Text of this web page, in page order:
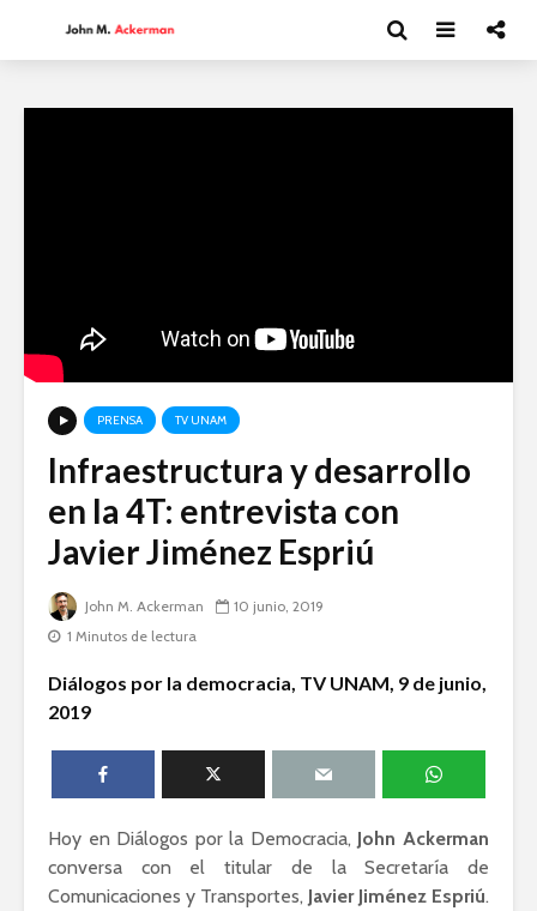
PRENSA TV UNAM
Infraestructura y desarrollo
en la 4T: entrevista con
Javier Jiménez Espriú
John M. Ackerman
10 junio, 2019
1 Minutos de lectura
Diálogos por la democracia, TV UNAM, 9 de junio,
2019
Hoy en Diálogos por la Democracia, John Ackerman
conversa con el titular de la Secretaría de
Comunicaciones y Transportes, Javier Jiménez Espriú.
Moisés Garduño:
Irán y el futuro del
mundo
Novelista desde el
alma.
Esthela Sotelo: La
David
derechos
Una
justicia